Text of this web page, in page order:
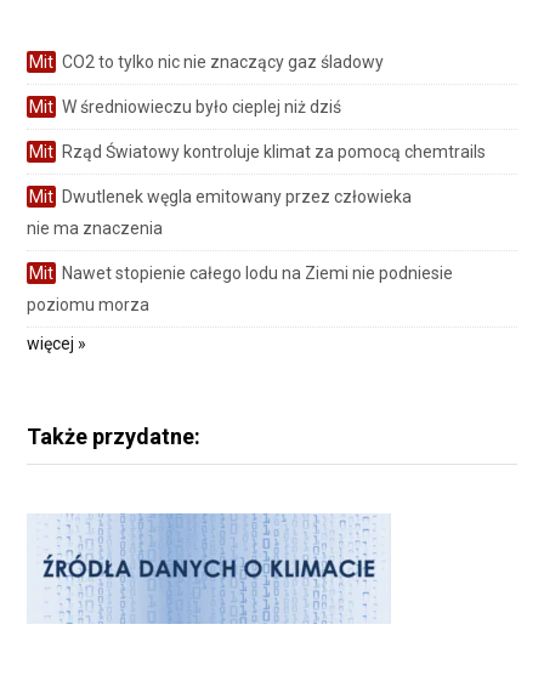
Mit CO2 to tylko nic nie znaczący gaz śladowy
Mit W średniowieczu było cieplej niż dziś
Mit Rząd Światowy kontroluje klimat za pomocą chemtrails
Mit Dwutlenek węgla emitowany przez człowieka
nie ma znaczenia
Mit Nawet stopienie całego lodu na Ziemi nie podniesie
poziomu morza
więcej »
Także przydatne: